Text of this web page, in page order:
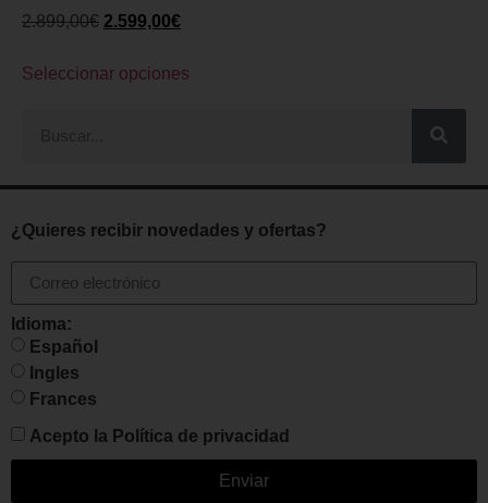
2.899,00€ 2.599,00€
Seleccionar opciones
¿Quieres recibir novedades y ofertas?
Idioma:
Español
Ingles
Frances
Acepto la Política de privacidad
Enviar